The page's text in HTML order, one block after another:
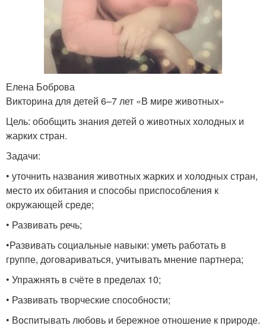
Елена Боброва
Викторина для детей 6–7 лет «В мире животных»
Цель: обобщить знания детей о животных холодных и
жарких стран.
Задачи:
• уточнить названия животных жарких и холодных стран,
место их обитания и способы приспособления к
окружающей среде;
• Развивать речь;
•Развивать социальные навыки: уметь работать в
группе, договариваться, учитывать мнение партнера;
• Упражнять в счёте в пределах 10;
• Развивать творческие способности;
• Воспитывать любовь и бережное отношение к природе.